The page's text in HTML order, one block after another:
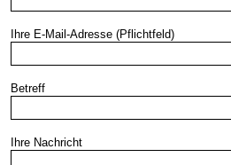
Ihre E-Mail-Adresse (Pflichtfeld)
Betreff
Ihre Nachricht